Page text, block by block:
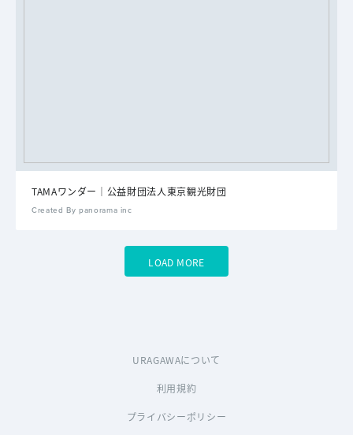
TAMAワンダー｜公益財団法人東京観光財団
Created By panorama inc
LOAD MORE
URAGAWAについて
利用規約
プライバシーポリシー